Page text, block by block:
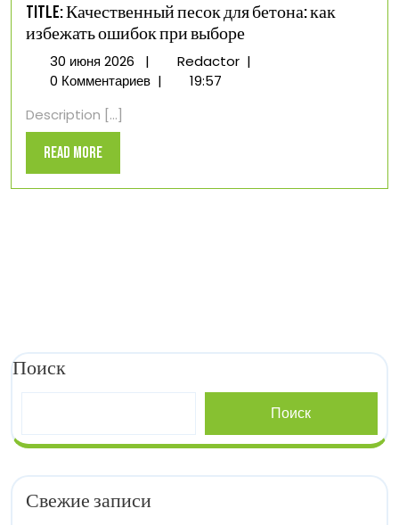
МДФ,
массив
Title: Качественный песок для бетона: как
избежать ошибок при выборе
30 июня 202630
июня
| RedactorTitle:
|
0 Комментариев |
19:57
Description [...]
Read MoreRead
More
Поиск
Поиск
Свежие записи